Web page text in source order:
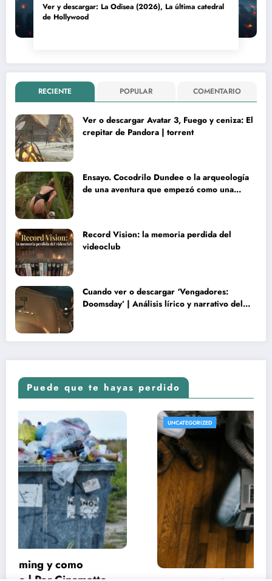
Ver y descargar: La Odisea (2026), La última catedral
de Hollywood
RECIENTE POPULAR COMENTARIO
Ver o descargar Avatar 3, Fuego y ceniza: El
crepitar de Pandora | torrent
Ensayo. Cocodrilo Dundee o la arqueología
de una aventura que empezó como una
Record Vision: la memoria perdida del
videoclub
Cuando ver o descargar ‘Vengadores:
Doomsday’ | Análisis lírico y narrativo del
Puede que te hayas perdido
UNCATEGORIZED